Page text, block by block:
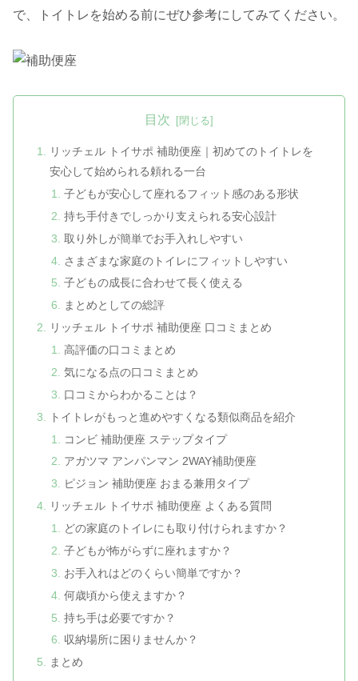
で、トイトレを始める前にぜひ参考にしてみてください。
目次
リッチェル トイサポ 補助便座｜初めてのトイトレを
安心して始められる頼れる一台
子どもが安心して座れるフィット感のある形状
持ち手付きでしっかり支えられる安心設計
取り外しが簡単でお手入れしやすい
さまざまな家庭のトイレにフィットしやすい
子どもの成長に合わせて長く使える
まとめとしての総評
リッチェル トイサポ 補助便座 口コミまとめ
高評価の口コミまとめ
気になる点の口コミまとめ
口コミからわかることは？
トイトレがもっと進めやすくなる類似商品を紹介
コンビ 補助便座 ステップタイプ
アガツマ アンパンマン 2WAY補助便座
ピジョン 補助便座 おまる兼用タイプ
リッチェル トイサポ 補助便座 よくある質問
どの家庭のトイレにも取り付けられますか？
子どもが怖がらずに座れますか？
お手入れはどのくらい簡単ですか？
何歳頃から使えますか？
持ち手は必要ですか？
収納場所に困りませんか？
まとめ